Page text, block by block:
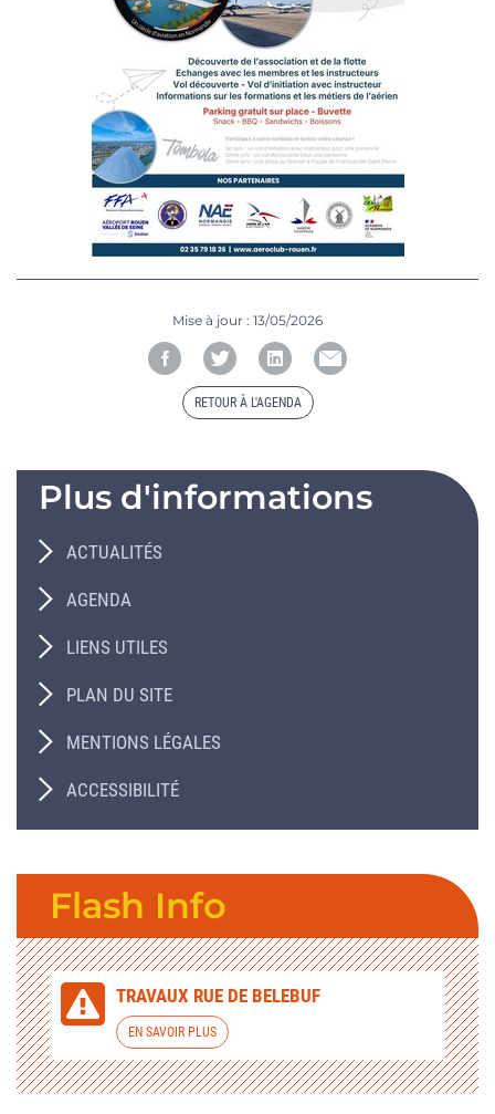
Mise à jour : 13/05/2026
RETOUR À L'AGENDA
Plus d'informations
ACTUALITÉS
AGENDA
LIENS UTILES
PLAN DU SITE
MENTIONS LÉGALES
ACCESSIBILITÉ
Flash Info
TRAVAUX RUE DE BELEBUF
EN SAVOIR PLUS